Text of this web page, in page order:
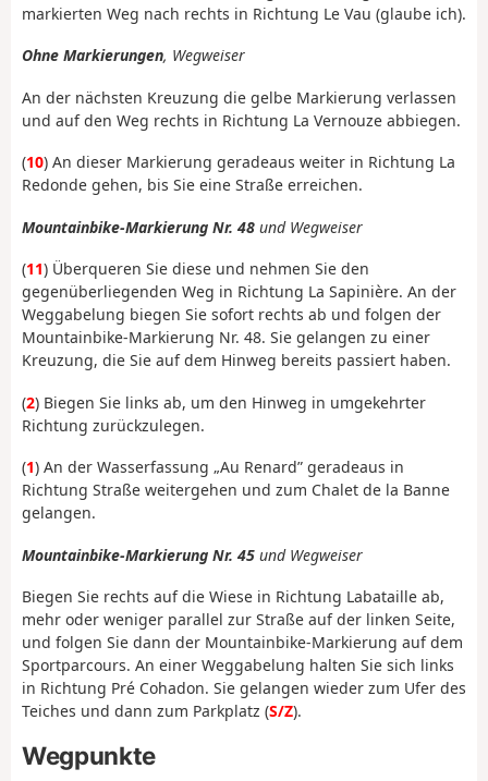
markierten Weg nach rechts in Richtung Le Vau (glaube ich).
Ohne Markierungen, Wegweiser
An der nächsten Kreuzung die gelbe Markierung verlassen
und auf den Weg rechts in Richtung La Vernouze abbiegen.
(10) An dieser Markierung geradeaus weiter in Richtung La
Redonde gehen, bis Sie eine Straße erreichen.
Mountainbike-Markierung Nr. 48 und Wegweiser
(11) Überqueren Sie diese und nehmen Sie den
gegenüberliegenden Weg in Richtung La Sapinière. An der
Weggabelung biegen Sie sofort rechts ab und folgen der
Mountainbike-Markierung Nr. 48. Sie gelangen zu einer
Kreuzung, die Sie auf dem Hinweg bereits passiert haben.
(2) Biegen Sie links ab, um den Hinweg in umgekehrter
Richtung zurückzulegen.
(1) An der Wasserfassung „Au Renard” geradeaus in
Richtung Straße weitergehen und zum Chalet de la Banne
gelangen.
Mountainbike-Markierung Nr. 45 und Wegweiser
Biegen Sie rechts auf die Wiese in Richtung Labataille ab,
mehr oder weniger parallel zur Straße auf der linken Seite,
und folgen Sie dann der Mountainbike-Markierung auf dem
Sportparcours. An einer Weggabelung halten Sie sich links
in Richtung Pré Cohadon. Sie gelangen wieder zum Ufer des
Teiches und dann zum Parkplatz (S/Z).
Wegpunkte